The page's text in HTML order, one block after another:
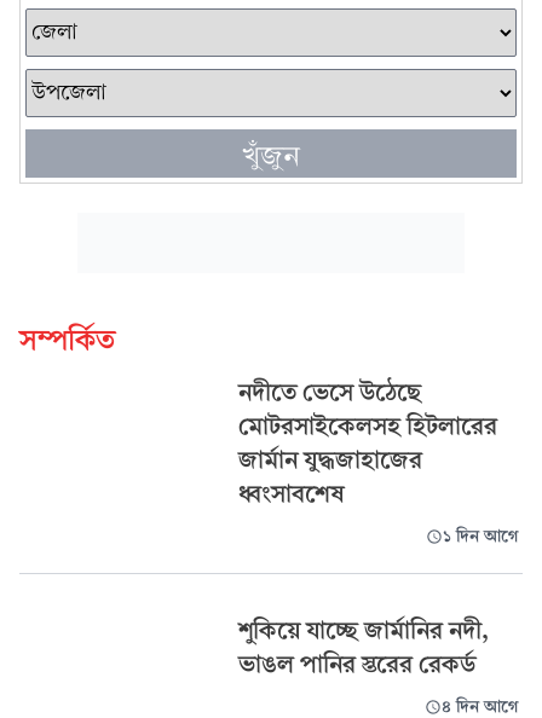
খুঁজুন
সম্পর্কিত
নদীতে ভেসে উঠেছে
মোটরসাইকেলসহ হিটলারের
জার্মান যুদ্ধজাহাজের
ধ্বংসাবশেষ
১ দিন আগে
শুকিয়ে যাচ্ছে জার্মানির নদী,
ভাঙল পানির স্তরের রেকর্ড
৪ দিন আগে